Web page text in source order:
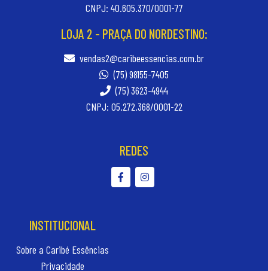
CNPJ: 40.605.370/0001-77
LOJA 2 - PRAÇA DO NORDESTINO:
vendas2@caribeessencias.com.br
(75) 98155-7405
(75) 3623-4944
CNPJ: 05.272.368/0001-22
INSTITUCIONAL
Sobre a Caribé Essências
Privacidade
REDES